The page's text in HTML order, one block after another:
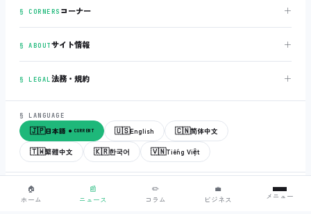
§ CORNERS コーナー ＋
§ ABOUTサイト情報 ＋
§ LEGAL法務・規約 ＋
§ LANGUAGE
🇯🇵日本語 ● CURRENT 🇺🇸English 🇨🇳简体中文
🇹🇼繁體中文 🇰🇷한국어 🇻🇳Tiếng Việt
© 2018-2026 sqool.co.jp ‧ All rights reserved. v3.0.0 build 20260505
● ALL SYSTEMS NORMAL
🏠
ホーム
📰
ニュース
✏️
コラム
💼
ビジネス
メニュー